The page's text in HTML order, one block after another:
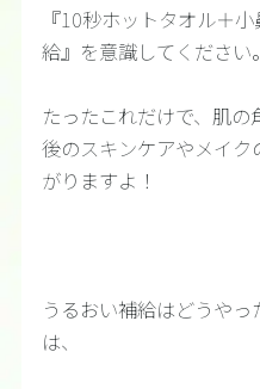
『10秒ホットタオル＋
給』を意識してください。
たったこれだけで、肌
後のスキンケアやメイ
がりますよ！
うるおい補給はどうや
は、